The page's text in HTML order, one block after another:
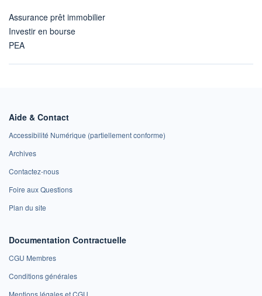
Assurance prêt immobilier
Investir en bourse
PEA
Aide & Contact
Accessibilité Numérique (partiellement conforme)
Archives
Contactez-nous
Foire aux Questions
Plan du site
Documentation Contractuelle
CGU Membres
Conditions générales
Mentions légales et CGU